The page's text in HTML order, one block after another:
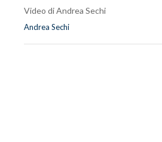
Video di Andrea Sechi
Andrea Sechi